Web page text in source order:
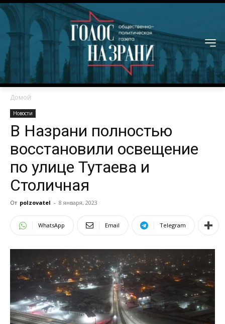
Домой
Новости
В Назрани полностью
восстановили освещение
по улице Тутаева и
Столичная
От polzovatel - 8 января, 2023
WhatsApp Email Telegram